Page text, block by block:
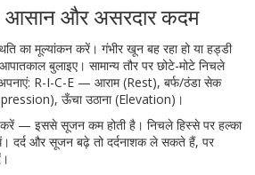
और असरदार कदम
का मूल्यांकन करें। गंभीर खून बह रहा हो या हड्डी
बुलाइए। सामान्य तौर पर छोटे-मोटे निचले
अपनाएं: R-I-C-E — आराम (Rest), बर्फ/ठंडा सेक
ऊँचा उठाना (Elevation)।
— इससे सूजन कम होती है। निचले हिस्से पर हल्का
दर्द और सूजन बढ़े तो दर्दनाशक ले सकते हैं, पर